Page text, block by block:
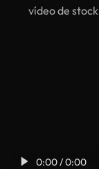
vídeo de stock
0:00 / 0:00